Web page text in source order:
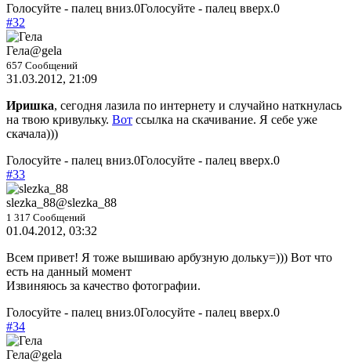
Голосуйте - палец вниз.0Голосуйте - палец вверх.0
#32
Гела@gela
657 Сообщений
31.03.2012, 21:09
Иришка, сегодня лазила по интернету и случайно наткнулась
на твою кривульку. Вот ссылка на скачивание. Я себе уже
скачала)))
Голосуйте - палец вниз.0Голосуйте - палец вверх.0
#33
slezka_88@slezka_88
1 317 Сообщений
01.04.2012, 03:32
Всем привет! Я тоже вышиваю арбузную дольку=))) Вот что
есть на данный момент
Извиняюсь за качество фотографии.
Голосуйте - палец вниз.0Голосуйте - палец вверх.0
#34
Гела@gela